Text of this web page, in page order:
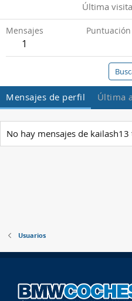
Última visita
Mensajes
1
Mensajes de perfil Última
No hay mensajes de kailash13
Usuarios